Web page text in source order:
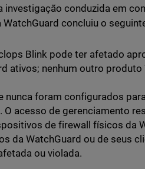
conduzida em
concluiu o
Blink pode ter afetado
ativos; nenhum outro produto
nunca foram configurados
acesso de gerenciamento
de firewall físicos da
da WatchGuard ou de seus
ou violada.